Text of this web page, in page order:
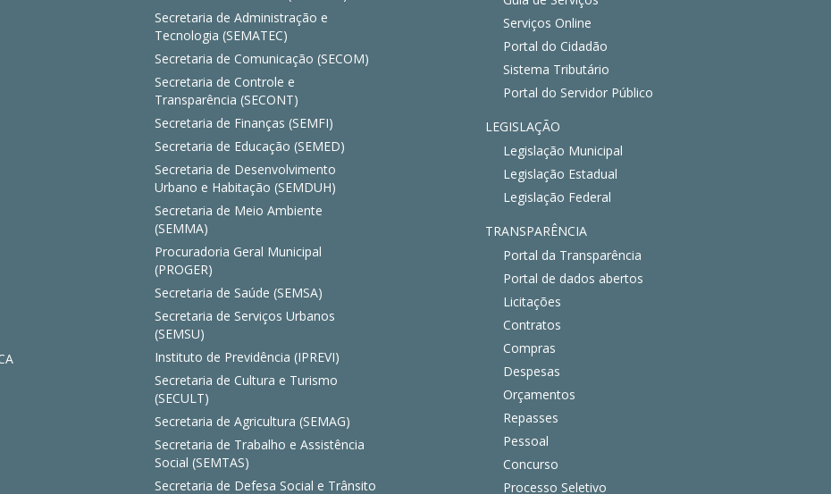
Secretaria de Administração e
Tecnologia (SEMATEC)
Secretaria de Comunicação (SECOM)
Secretaria de Controle e
Transparência (SECONT)
Secretaria de Finanças (SEMFI)
Secretaria de Educação (SEMED)
Secretaria de Desenvolvimento
Urbano e Habitação (SEMDUH)
Secretaria de Meio Ambiente
(SEMMA)
Procuradoria Geral Municipal
(PROGER)
Secretaria de Saúde (SEMSA)
Secretaria de Serviços Urbanos
(SEMSU)
Instituto de Previdência (IPREVI)
Secretaria de Cultura e Turismo
(SECULT)
Secretaria de Agricultura (SEMAG)
Secretaria de Trabalho e Assistência
Social (SEMTAS)
Secretaria de Defesa Social e Trânsito
Serviços Online
Portal do Cidadão
Sistema Tributário
Portal do Servidor Público
LEGISLAÇÃO
Legislação Municipal
Legislação Estadual
Legislação Federal
TRANSPARÊNCIA
Portal da Transparência
Portal de dados abertos
Licitações
Contratos
Compras
Despesas
Orçamentos
Repasses
Pessoal
Concurso
Processo Seletivo